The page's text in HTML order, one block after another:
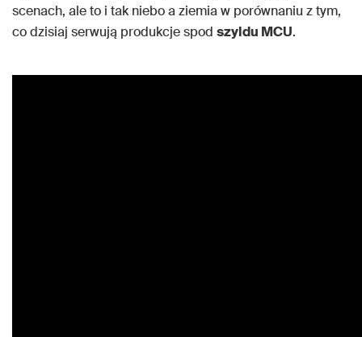
scenach, ale to i tak niebo a ziemia w porównaniu z tym,
co dzisiaj serwują produkcje spod szyldu MCU.